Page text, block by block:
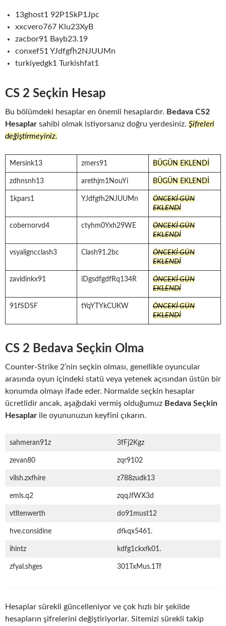
13ghost1 92P1SkP1Jpc
xxcvero767 Klu23XyB
zacbor91 Bayb23.19
conxef51 YJdfgfh2NJUUMn
turkiyedgk1 Turkishfat1
CS 2 Seçkin Hesap
Bu bölümdeki hesaplar en önemli hesaplardır. Bedava CS2
Hesaplar sahibi olmak istiyorsanız doğru yerdesiniz. Şifreleri
değiştirmeyiniz.
Mersink13 zmers91 BÜGÜN EKLENDİ
zdhnsnh13 arethjm1NouYi BÜGÜN EKLENDİ
1kpars1 YJdfgfh2NJUUMn
ÖNCEKİ GÜN
EKLENDİ
cobernorvd4 ctyhm0Yxh29WE
ÖNCEKİ GÜN
EKLENDİ
vsyaligncclash3 Clash91.2bc
ÖNCEKİ GÜN
EKLENDİ
zavidinkx91 iDgsdfgdfRq134R
ÖNCEKİ GÜN
EKLENDİ
91fSDSF tYqYTYkCUKW
ÖNCEKİ GÜN
EKLENDİ
CS 2 Bedava Seçkin Olma
Counter-Strike 2’nin seçkin olması, genellikle oyuncular
arasında oyun içindeki statü veya yetenek açısından üstün bir
konumda olmayı ifade eder. Normalde seçkin hesaplar
ücretlidir ancak, aşağıdaki vermiş olduğumuz Bedava Seçkin
Hesaplar ile oyununuzun keyfini çıkarın.
sahmeran91z 3fFj2Kgz
zevan80 zqr9102
vilsh.zxfhire z788zudk13
emls.q2 zqqJfWX3d
vtltenwerth do91must12
hve.considine dfkqx5461.
ihintz kdfg1ckxfk01.
zfyal.shges 301TxMus.1Tf
Hesaplar sürekli güncelleniyor ve çok hızlı bir şekilde
hesapların şifrelerini değiştiriyorlar. Sitemizi sürekli takip